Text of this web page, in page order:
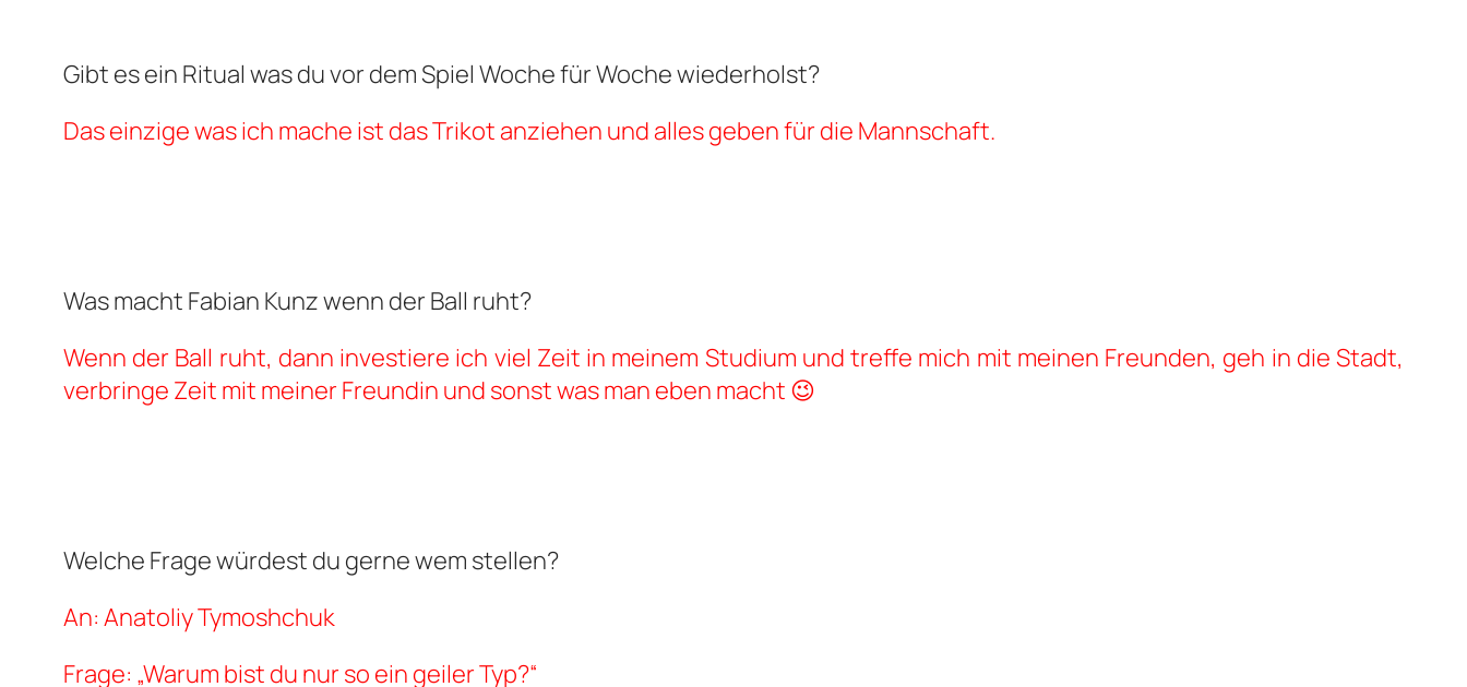
Gibt es ein Ritual was du vor dem Spiel Woche für Woche wiederholst?
Das einzige was ich mache ist das Trikot anziehen und alles geben für die Mannschaft.
Was macht Fabian Kunz wenn der Ball ruht?
Wenn der Ball ruht, dann investiere ich viel Zeit in meinem Studium und treffe mich mit meinen Freunden, geh in die Stadt,
verbringe Zeit mit meiner Freundin und sonst was man eben macht 😉
Welche Frage würdest du gerne wem stellen?
An: Anatoliy Tymoshchuk
Frage: „Warum bist du nur so ein geiler Typ?“